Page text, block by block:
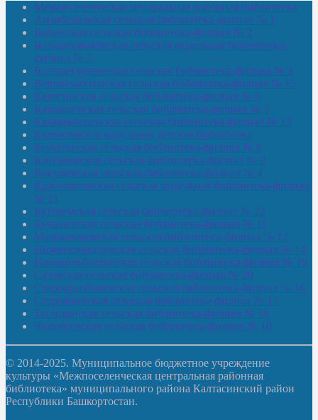
Межпоселенческая центральная районная библиотека
Амзибашевская сельская библиотека-филиал № 1
Бабаевская сельская библиотека-филиал № 2
Большекачаковская сельская модельная библиотека-
филиал № 7
Большекуразовская сельская библиотека-филиал № 3
Верхнетыхтемская сельская библиотека-филиал № 15
Калегинская сельская библиотека-филиал № 6
Калмашевская сельская библиотека-филиал № 5
Калмиябашевская сельская библиотека-филиал № 13
Калтасинская модельная детская библиотека
Кельтеевская сельская библиотека-филиал № 8
Киебаковская сельская библиотека-филиал № 9
Кокушевская сельская библиотека-филиал № 4
Краснохолмская сельская модельная библиотека-филиал
№ 21
Кутеремская сельская библиотека-филиал № 22
Кучашевская сельская библиотека-филиал № 11
Малокачаковская сельская библиотека-филиал № 12
Нижнекачмашевская сельская библиотека-филиал № 14
Новокильбахтинская сельская библиотека-филиал № 19
Сазовская сельская библиотека-филиал № 20
Староорьебашевская сельская библиотека-филиал № 16
Старояшевская сельская библиотека-филиал № 17
Тюльдинская сельская библиотека-филиал № 18
Чилибеевская сельская библиотека-филиал № 10
© 2014-2025. Муниципальное бюджетное учреждение
культуры «Межпоселенческая центральная районная
библиотека» муниципального района Калтасинский район
Республики Башкортостан.